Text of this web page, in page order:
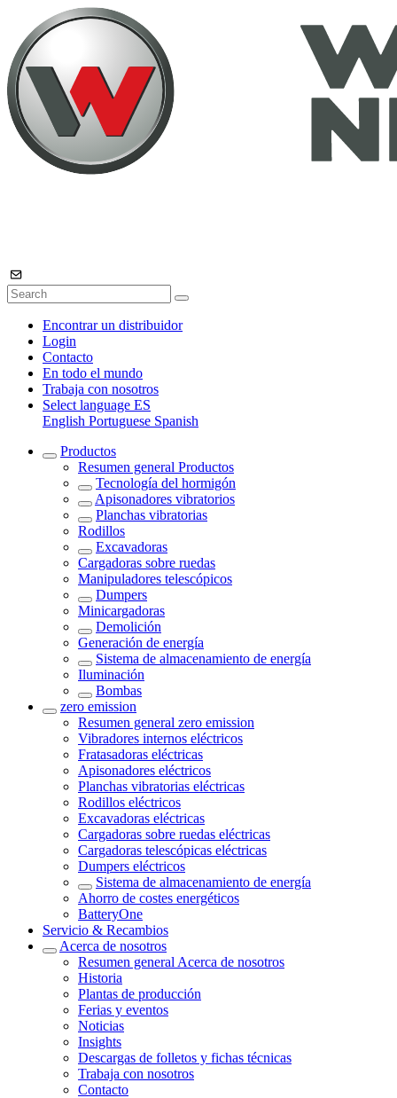
Encontrar un distribuidor
Login
Contacto
En todo el mundo
Trabaja con nosotros
Select language ES
English Portuguese Spanish
Productos
Resumen general Productos
Tecnología del hormigón
Apisonadores vibratorios
Planchas vibratorias
Rodillos
Excavadoras
Cargadoras sobre ruedas
Manipuladores telescópicos
Dumpers
Minicargadoras
Demolición
Generación de energía
Sistema de almacenamiento de energía
Iluminación
Bombas
zero emission
Resumen general zero emission
Vibradores internos eléctricos
Fratasadoras eléctricas
Apisonadores eléctricos
Planchas vibratorias eléctricas
Rodillos eléctricos
Excavadoras eléctricas
Cargadoras sobre ruedas eléctricas
Cargadoras telescópicas eléctricas
Dumpers eléctricos
Sistema de almacenamiento de energía
Ahorro de costes energéticos
BatteryOne
Servicio & Recambios
Acerca de nosotros
Resumen general Acerca de nosotros
Historia
Plantas de producción
Ferias y eventos
Noticias
Insights
Descargas de folletos y fichas técnicas
Trabaja con nosotros
Contacto